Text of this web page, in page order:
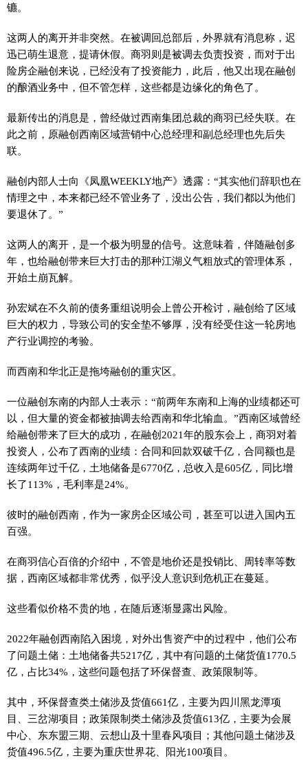
镳。
这两人的离开并非突然。在被调回总部后，外界就有消息称，迟
迅已萌生退意，提请休假。商羽则是被调去负责投资，而对于出
险房企融创来说，已经没有了投资能力，此后，他又出现在融创
的酿酒业务中，但不管怎样，这些都是边缘化的角色了。
最新传出的消息是，曾经做过西南集团总裁的商羽已经失联。在
此之前，原融创西南区域营销中心总经理和副总经理也先后失
联。
融创内部人士向《凤凰WEEKLY地产》透露：“其实他们辞职也在
情理之中，本来都已经不管业务了，没出公告，我们都以为他们
要退休了。”
这两人的离开，是一个极为明显的信号。这意味着，伴随融创多
年，也给融创带来巨大打击的那种江湖义气粗放式的管理体系，
开始土崩瓦解。
孙宏斌在不久前的债务重组说明会上曾公开检讨，融创给了区域
巨大的权力，导致公司的安全垫不够厚，没有经受住这一轮房地
产行业调控的考验。
而西南和华北正是拖垮融创的重灾区。
一位融创东南的内部人士表示：“前两年东南和上海的业绩都还可
以，但大量的资金都被抽调去给西南和华北输血。”西南区域曾经
给融创带来了巨大的成功，在融创2021年的股东会上，商羽对着
投资人，公布了西南的业绩：合同和回款双破千亿，合同额也是
连续两年过千亿，土地储备是6770亿，总收入是605亿，同比增
长了113%，毛利率是24%。
彼时的融创西南，作为一家房企区域公司，甚至可以进入国内五
百强。
在商羽信心百倍的介绍中，不管是地价还是投销比、周转率等数
据，西南区域都非常优秀，似乎没人意识到危机正在蔓延。
这些看似价格不贵的地，在随后逐渐显露出风险。
2022年融创西南陷入困境，对外出售资产中的过程中，他们公布
了问题土储：土地储备共5217亿，其中有问题的土储货值1770.5
亿，占比34%，这些问题包括了环保督查、政策限制等。
其中，环保督查类土储涉及货值661亿，主要为四川黑龙潭项
目、三岔湖项目；政策限制类土储涉及货值613亿，主要为会展
中心、东东盟三期、云想山及十里春风项目；其他问题土储涉及
货值496.5亿，主要为重庆世界花、阳光100项目。